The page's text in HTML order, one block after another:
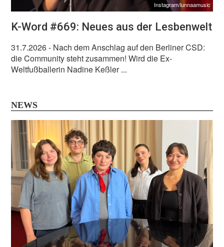
Instagram/lunnaamusic
K-Word #669: Neues aus der Lesbenwelt
31.7.2026- Nach dem Anschlag auf den Berliner CSD:
die Community steht zusammen! Wird die Ex-
Weltfußballerin Nadine Keßler ...
NEWS